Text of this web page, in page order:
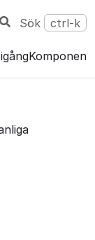
Sök ctrl-k